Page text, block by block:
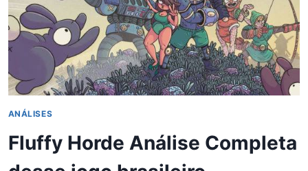
ANÁLISES
Fluffy Horde Análise Completa